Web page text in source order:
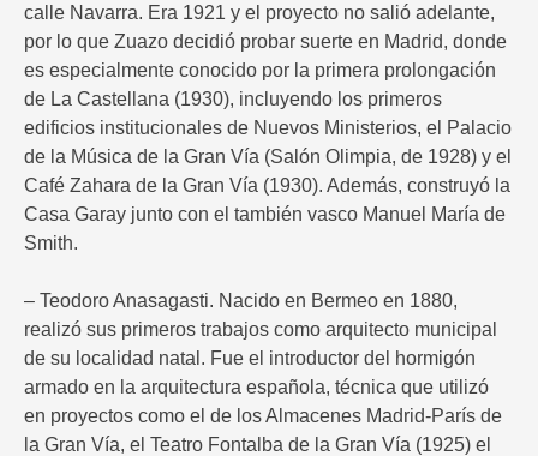
calle Navarra. Era 1921 y el proyecto no salió adelante,
por lo que Zuazo decidió probar suerte en Madrid, donde
es especialmente conocido por la primera prolongación
de La Castellana (1930), incluyendo los primeros
edificios institucionales de Nuevos Ministerios, el Palacio
de la Música de la Gran Vía (Salón Olimpia, de 1928) y el
Café Zahara de la Gran Vía (1930). Además, construyó la
Casa Garay junto con el también vasco Manuel María de
Smith.
– Teodoro Anasagasti. Nacido en Bermeo en 1880,
realizó sus primeros trabajos como arquitecto municipal
de su localidad natal. Fue el introductor del hormigón
armado en la arquitectura española, técnica que utilizó
en proyectos como el de los Almacenes Madrid-París de
la Gran Vía, el Teatro Fontalba de la Gran Vía (1925) el